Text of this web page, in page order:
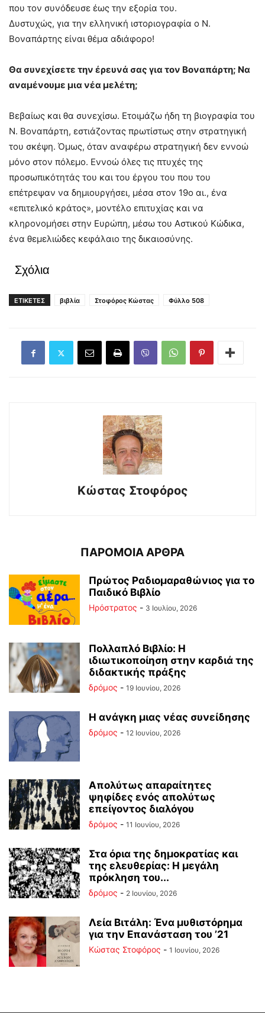
που τον συνόδευσε έως την εξορία του.
Δυστυχώς, για την ελληνική ιστοριογραφία ο Ν.
Βοναπάρτης είναι θέμα αδιάφορο!
Θα συνεχίσετε την έρευνά σας για τον Βοναπάρτη; Να
αναμένουμε μια νέα μελέτη;
Βεβαίως και θα συνεχίσω. Ετοιμάζω ήδη τη βιογραφία του
Ν. Βοναπάρτη, εστιάζοντας πρωτίστως στην στρατηγική
του σκέψη. Όμως, όταν αναφέρω στρατηγική δεν εννοώ
μόνο στον πόλεμο. Εννοώ όλες τις πτυχές της
προσωπικότητάς του και του έργου του που του
επέτρεψαν να δημιουργήσει, μέσα στον 19ο αι., ένα
«επιτελικό κράτος», μοντέλο επιτυχίας και να
κληρονομήσει στην Ευρώπη, μέσω του Αστικού Κώδικα,
ένα θεμελιώδες κεφάλαιο της δικαιοσύνης.
Σχόλια
ΕΤΙΚΕΤΕΣ βιβλία Στοφόρος Κώστας Φύλλο 508
Κώστας Στοφόρος
ΠΑΡΟΜΟΙΑ ΑΡΘΡΑ
Πρώτος Ραδιομαραθώνιος για το
Παιδικό Βιβλίο
Ηρόστρατος - 3 Ιουλίου, 2026
Πολλαπλό Βιβλίο: Η
ιδιωτικοποίηση στην καρδιά της
διδακτικής πράξης
δρόμος - 19 Ιουνίου, 2026
Η ανάγκη μιας νέας συνείδησης
δρόμος - 12 Ιουνίου, 2026
Απολύτως απαραίτητες
ψηφίδες ενός απολύτως
επείγοντος διαλόγου
δρόμος - 11 Ιουνίου, 2026
Στα όρια της δημοκρατίας και
της ελευθερίας: Η μεγάλη
πρόκληση του...
δρόμος - 2 Ιουνίου, 2026
Λεία Βιτάλη: Ένα μυθιστόρημα
για την Επανάσταση του ’21
Κώστας Στοφόρος - 1 Ιουνίου, 2026